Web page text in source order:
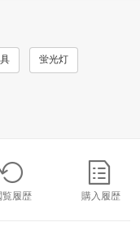
蛍光灯
覧履歴 購入履歴